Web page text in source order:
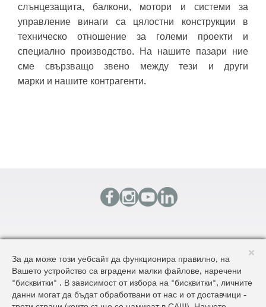
слънцезащита, балкони, мотори и системи за
управление винаги са цялостни конструкции в
техническо отношение за големи проекти и
специално производство. На нашите пазари ние
сме свързващо звено между тези и други
марки и нашите контрагенти.
КАРТА НА САЙТА
ОБЩИ УСЛОВИЯ ЗА ДОСТАВКА И ПРОДАЖБА
ОБЩИ УСЛОВИЯ НА САЙТА И ЗАЩИТА НА ЛИЧНИТЕ ДАННИ
За да може този уебсайт да функционира правилно, на
Вашето устройство са вградени малки файлове, наречени
"бисквитки" . В зависимост от избора на "бисквитки", личните
данни могат да бъдат обработвани от нас и от доставчици -